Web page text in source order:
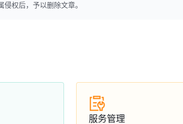
权后，予以删除文章。
服务管理